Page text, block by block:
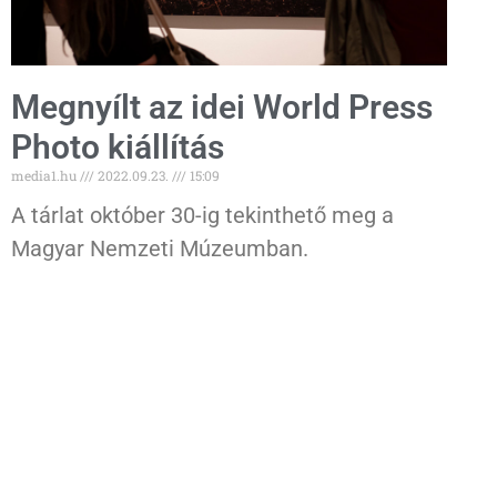
Megnyílt az idei World Press
Photo kiállítás
media1.hu 2022.09.23. 15:09
A tárlat október 30-ig tekinthető meg a
Magyar Nemzeti Múzeumban.